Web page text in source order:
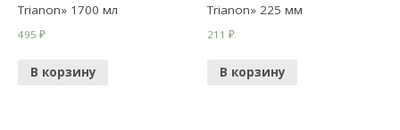
Trianon» 1700 мл
495₽
В корзину
Trianon» 225 мм
211₽
В корзину